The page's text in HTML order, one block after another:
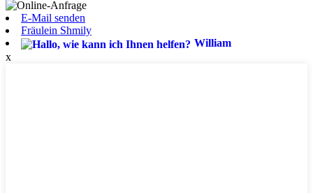
E-Mail senden
Fräulein Shmily
William
x